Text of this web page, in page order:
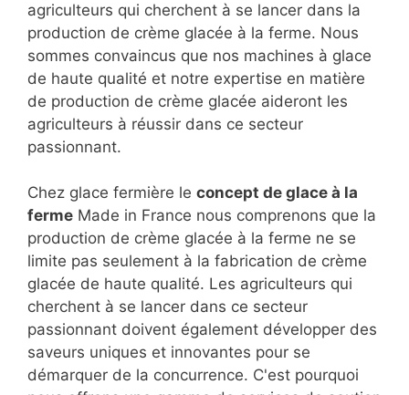
agriculteurs qui cherchent à se lancer dans la
production de crème glacée à la ferme. Nous
sommes convaincus que nos machines à glace
de haute qualité et notre expertise en matière
de production de crème glacée aideront les
agriculteurs à réussir dans ce secteur
passionnant.
Chez glace fermière le concept de glace à la
ferme Made in France nous comprenons que la
production de crème glacée à la ferme ne se
limite pas seulement à la fabrication de crème
glacée de haute qualité. Les agriculteurs qui
cherchent à se lancer dans ce secteur
passionnant doivent également développer des
saveurs uniques et innovantes pour se
démarquer de la concurrence. C'est pourquoi